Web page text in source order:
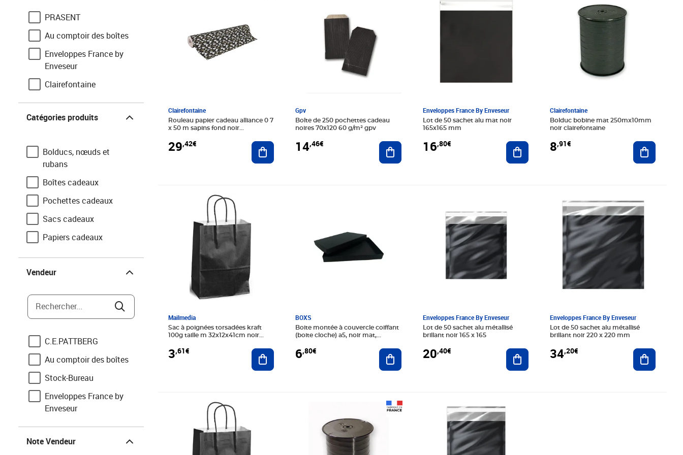
PRASENT
Au comptoir des boîtes
Enveloppes France by
Enveseur
Clairefontaine
Gpv
Mailmedia
MegaCrea DIY
Catégories produits
Bolducs, nœuds et
rubans
Boîtes cadeaux
Pochettes cadeaux
Sacs cadeaux
Papiers cadeaux
Vendeur
Rechercher...
C.E.PATTBERG
Au comptoir des boîtes
Stock-Bureau
Enveloppes France by
Enveseur
Boxs
MegaCrea
Note Vendeur
Clairefontaine
Rouleau papier cadeau alliance 0 7
x 50 m sapins fond noir
29,42€ Ajouter au panier
Gpv
Boîte de 250 pochettes cadeau
noires 70x120 60 g/m² gpv
14,46€ Ajouter au panier
Enveloppes France By Enveseur
Lot de 50 sachet alu mat noir
165x165 mm
16,80€ Ajouter au panier
Clairefontaine
Bolduc bobine mat 250mx10mm
noir clairefontaine
8,91€ Ajouter
Mailmedia
Sac à poignées torsadées kraft
100g taille m 32x12x41cm noir
3,61€ Ajouter au panier
BOXS
Boite montée à couvercle coiffant
(boite cloche) a5, noir mat,
6,80€ Ajouter au panier
Enveloppes France By Enveseur
Lot de 50 sachet alu métallisé
brillant noir 165 x 165
20,40€ Ajouter au panier
Enveloppes France By Enveseur
Lot de 50 sachet alu métallisé
brillant noir 220 x 220 mm
34,20€
Prix 34,20€
Ajouter
Prix 27,00€